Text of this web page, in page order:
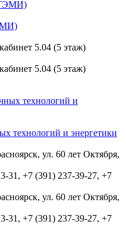
5.04 (5 этаж)
5.04 (5 этаж)
технологий и энергетики
ул. 60 лет Октября,
31, +7 (391) 237-39-27, +7
ул. 60 лет Октября,
31, +7 (391) 237-39-27, +7